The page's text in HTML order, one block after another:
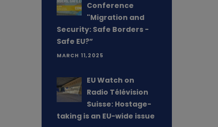
Conference
"Migration and
Security: Safe Borders -
Safe EU?”
MARCH 11,2025
EU Watch on
Radio Télévision
Suisse: Hostage-
taking is an EU-wide issue